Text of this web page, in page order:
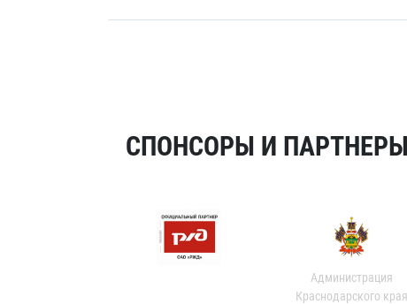
СПОНСОРЫ И ПАРТНЕРЫ
Администрация
Краснодарского края